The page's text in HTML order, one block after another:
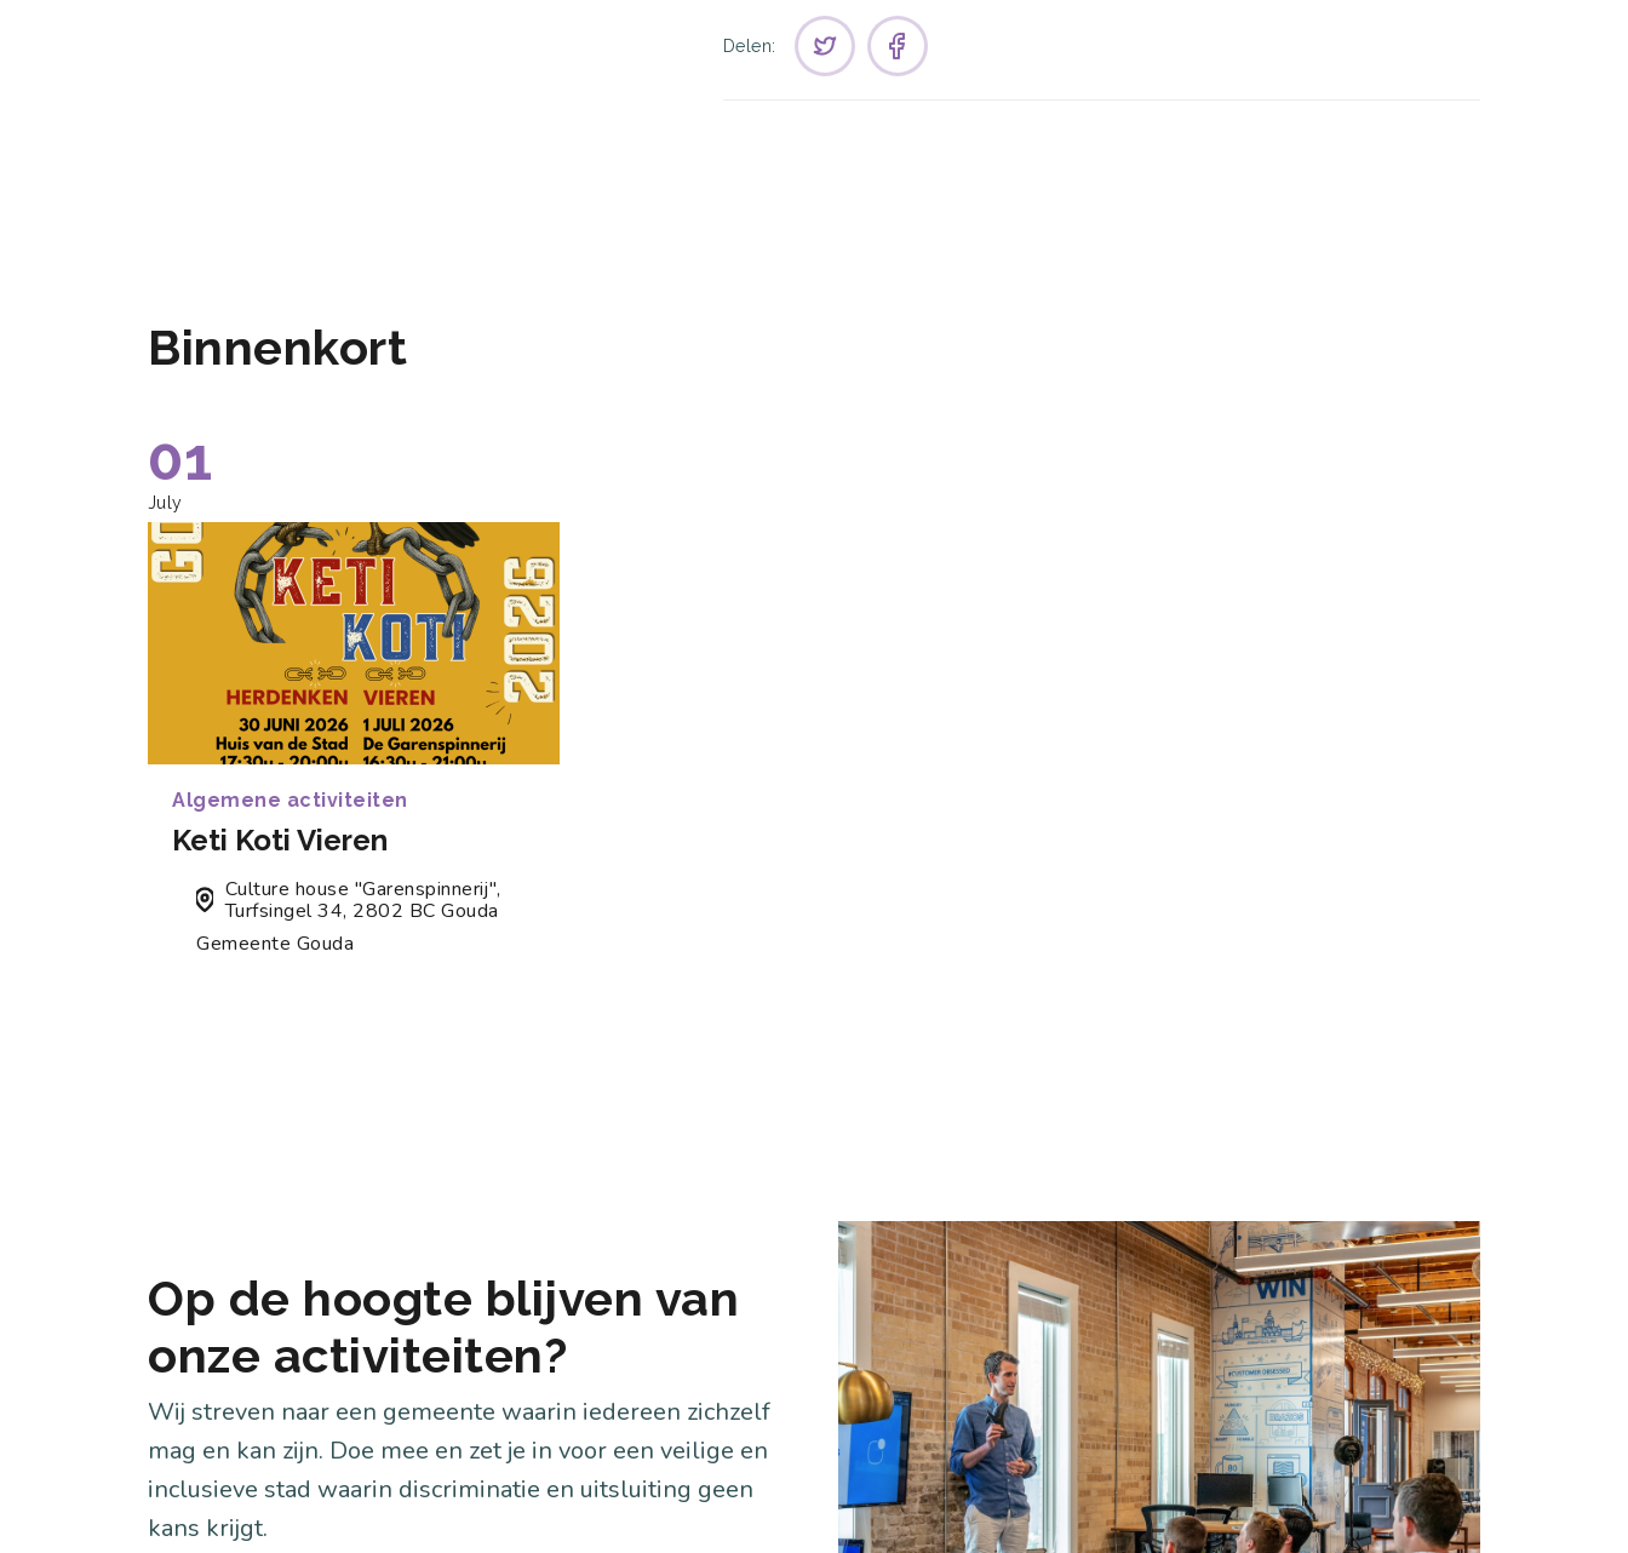
Delen:
Binnenkort
01
July
Algemene activiteiten
Keti Koti Vieren
Culture house "Garenspinnerij",
Turfsingel 34, 2802 BC Gouda
Gemeente Gouda
Op de hoogte blijven van
onze activiteiten?
Wij streven naar een gemeente waarin iedereen zichzelf
mag en kan zijn. Doe mee en zet je in voor een veilige en
inclusieve stad waarin discriminatie en uitsluiting geen
kans krijgt.